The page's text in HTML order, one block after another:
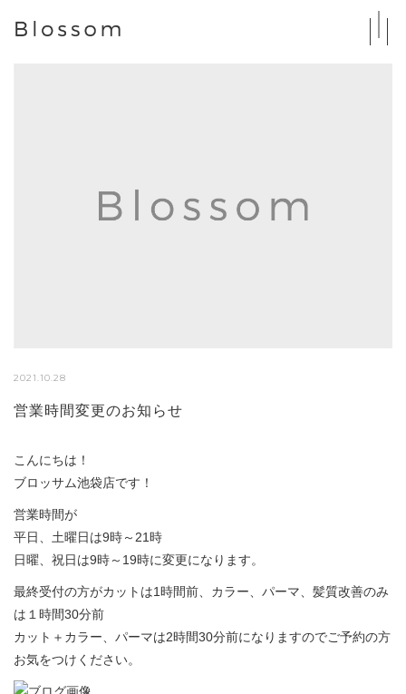
2021.10.28
営業時間変更のお知らせ
こんにちは！
ブロッサム池袋店です！
営業時間が
平日、土曜日は9時～21時
日曜、祝日は9時～19時に変更になります。
最終受付の方がカットは1時間前、カラー、パーマ、髪質改善のみ
は１時間30分前
カット＋カラー、パーマは2時間30分前になりますのでご予約の方
お気をつけください。